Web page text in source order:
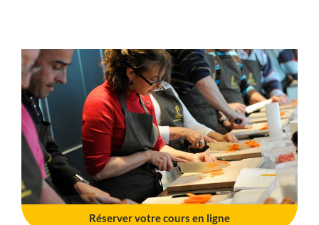
Réserver votre cours en ligne